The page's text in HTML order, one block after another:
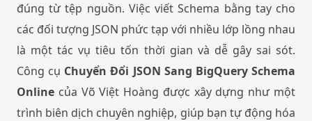
đúng từ tệp nguồn. Việc viết Schema bằng tay cho
các đối tượng JSON phức tạp với nhiều lớp lồng nhau
là một tác vụ tiêu tốn thời gian và dễ gây sai sót.
Công cụ Chuyển Đổi JSON Sang BigQuery Schema
Online của Võ Việt Hoàng được xây dựng như một
trình biên dịch chuyên nghiệp, giúp bạn tự động hóa